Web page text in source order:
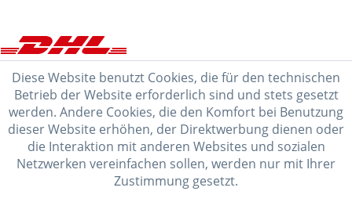
Diese Website benutzt Cookies, die für den technischen
Betrieb der Website erforderlich sind und stets gesetzt
werden. Andere Cookies, die den Komfort bei Benutzung
dieser Website erhöhen, der Direktwerbung dienen oder
die Interaktion mit anderen Websites und sozialen
Netzwerken vereinfachen sollen, werden nur mit Ihrer
Zustimmung gesetzt.